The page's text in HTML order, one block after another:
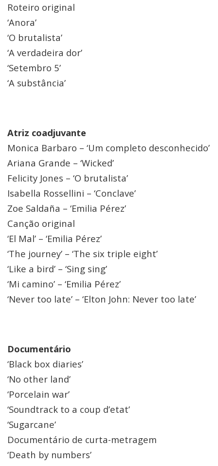
Roteiro original
‘Anora’
‘O brutalista’
‘A verdadeira dor’
‘Setembro 5’
‘A substância’
Atriz coadjuvante
Monica Barbaro – ‘Um completo desconhecido’
Ariana Grande – ‘Wicked’
Felicity Jones – ‘O brutalista’
Isabella Rossellini – ‘Conclave’
Zoe Saldaña – ‘Emilia Pérez’
Canção original
‘El Mal’ – ‘Emilia Pérez’
‘The journey’ – ‘The six triple eight’
‘Like a bird’ – ‘Sing sing’
‘Mi camino’ – ‘Emilia Pérez’
‘Never too late’ – ‘Elton John: Never too late’
Documentário
‘Black box diaries’
‘No other land’
‘Porcelain war’
‘Soundtrack to a coup d’etat’
‘Sugarcane’
Documentário de curta-metragem
‘Death by numbers’